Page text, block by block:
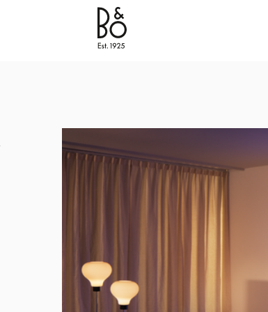
Bang & Olufsen - Exist to Create